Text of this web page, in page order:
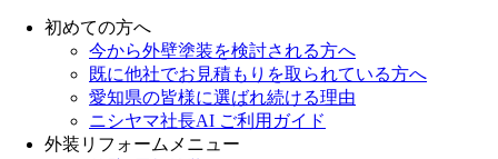
初めての方へ
今から外壁塗装を検討される方へ
既に他社でお見積もりを取られている方へ
愛知県の皆様に選ばれ続ける理由
ニシヤマ社長AI ご利用ガイド
外装リフォームメニュー